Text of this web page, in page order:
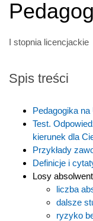
I stopnia licencjackie
Spis treści
Pedagogika na
Test.
kierunek dla
Przykłady
Definicje i
Losy
liczba
dalsze
ryzyko